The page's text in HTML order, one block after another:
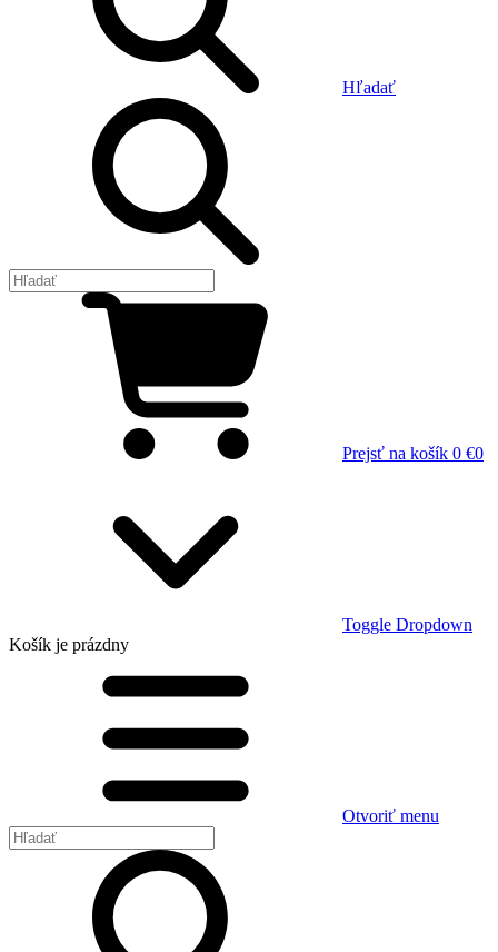
Hľadať
Prejsť na košík 0 €0
Toggle Dropdown
Košík je prázdny
Otvoriť menu